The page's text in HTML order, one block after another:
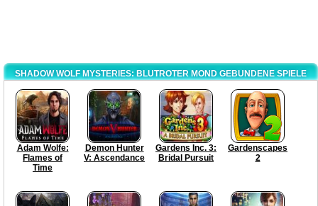
SHADOW WOLF MYSTERIES: BLUTROTER MOND GEBUNDENE SPIELE
Adam Wolfe:
Flames of
Time
Demon Hunter
V: Ascendance
Gardens Inc. 3:
Bridal Pursuit
Gardenscapes
2